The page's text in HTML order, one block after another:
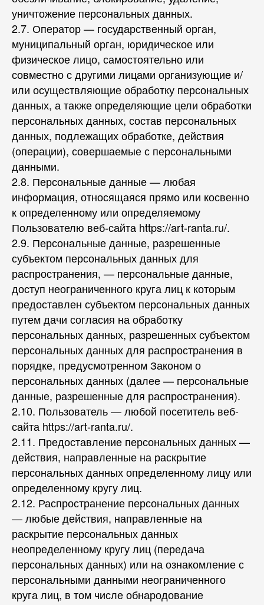
уничтожение персональных данных.
2.7. Оператор — государственный орган,
муниципальный орган, юридическое или
физическое лицо, самостоятельно или
совместно с другими лицами организующие и/
или осуществляющие обработку персональных
данных, а также определяющие цели обработки
персональных данных, состав персональных
данных, подлежащих обработке, действия
(операции), совершаемые с персональными
данными.
2.8. Персональные данные — любая
информация, относящаяся прямо или косвенно
к определенному или определяемому
Пользователю веб-сайта https://art-ranta.ru/.
2.9. Персональные данные, разрешенные
субъектом персональных данных для
распространения, — персональные данные,
доступ неограниченного круга лиц к которым
предоставлен субъектом персональных данных
путем дачи согласия на обработку
персональных данных, разрешенных субъектом
персональных данных для распространения в
порядке, предусмотренном Законом о
персональных данных (далее — персональные
данные, разрешенные для распространения).
2.10. Пользователь — любой посетитель веб-
сайта https://art-ranta.ru/.
2.11. Предоставление персональных данных —
действия, направленные на раскрытие
персональных данных определенному лицу или
определенному кругу лиц.
2.12. Распространение персональных данных
— любые действия, направленные на
раскрытие персональных данных
неопределенному кругу лиц (передача
персональных данных) или на ознакомление с
персональными данными неограниченного
круга лиц, в том числе обнародование